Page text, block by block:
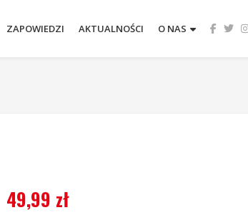
ZAPOWIEDZI AKTUALNOŚCI O NAS
49,99 zł